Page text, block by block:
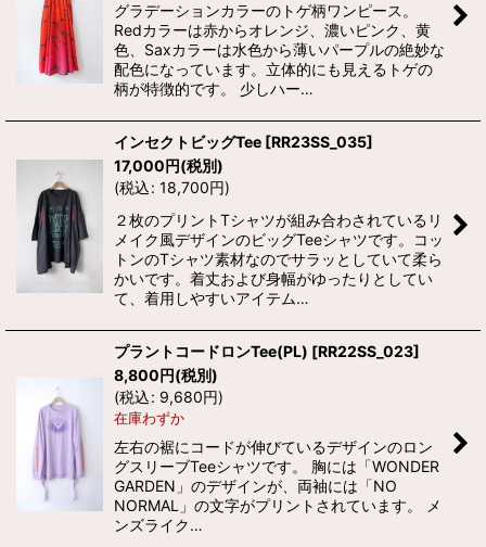
グラデーションカラーのトゲ柄ワンピース。
Redカラーは赤からオレンジ、濃いピンク、黄
色、Saxカラーは水色から薄いパープルの絶妙な
配色になっています。立体的にも見えるトゲの
柄が特徴的です。 少しハー…
インセクトビッグTee [RR23SS_035]
17,000円(税別)
(税込: 18,700円)
２枚のプリントTシャツが組み合わされているリ
メイク風デザインのビッグTeeシャツです。コッ
トンのTシャツ素材なのでサラッとしていて柔ら
かいです。着丈および身幅がゆったりとしてい
て、着用しやすいアイテム…
プラントコードロンTee(PL) [RR22SS_023]
8,800円(税別)
(税込: 9,680円)
在庫わずか
左右の裾にコードが伸びているデザインのロン
グスリーブTeeシャツです。 胸には「WONDER
GARDEN」のデザインが、両袖には「NO
NORMAL」の文字がプリントされています。 メ
ンズライク…